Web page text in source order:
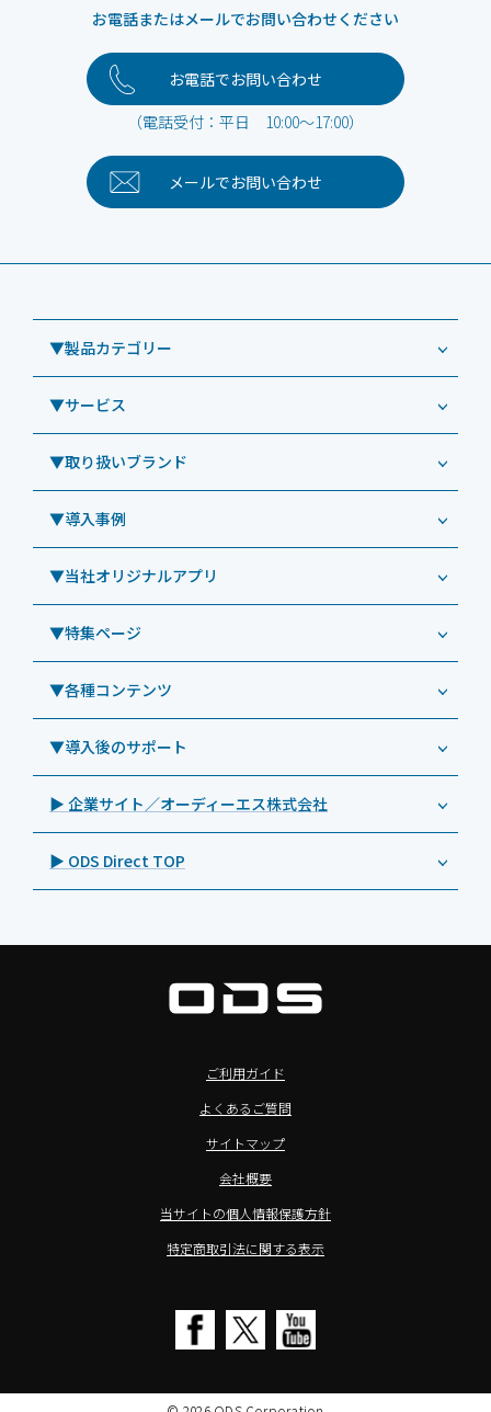
お電話またはメールでお問い合わせください
お電話でお問い合わせ
（電話受付：平日 10:00～17:00）
メールでお問い合わせ
▼製品カテゴリー
業務用タブレット
Windowsタブレット TW2A-NF9LTA
Windowsタブレット TW2A-N9LTA
Windowsタブレット TW2A-N9LT
Windowsタブレット TW2A-E9LT
Androidタブレット TA2C-NF8
Androidタブレット TA2C-NF8BL
Androidタブレット TA2C-CS8
Androidタブレット TA2C-CS8BL
Androidタブレット TA2C-DR94G
Androidタブレット TA2C-M8AC
Androidタブレット TA2C-M8
デジタルホワイトボード／電子黒板
▼サービス
コールセンター
CRMシステム「カイゼンコール」
リペアサービス
教育機関向けiPad修理パック
社内ヘルプデスク代行サービス
教育機関向けiPad管理運用パック
教育機関向けICT支援ソリューション
教育機関向けネットワーク機器導入保守
キッティング
自治体向けDXソリューションサービス
法人向けiPad修理＆デバイス買取サービス
▼取り扱いブランド
ODS（オーディーエス）
LG（エルジー）
ViewSonic（ビューソニック）
PHILIPS（フィリップス）
DynaScan（ダイナスキャン）
SAMSUNG（サムスン）
Goodview（グッドビュー）
Cloudpoint（クラウドポイント）
BenQ（ベンキュー）
Magconn（マグコン）
BIAMP ／ Apart Audio（バイアンプ）
SpeakerCraft（スピーカークラフト）
AURORA（オーロラ）
Honeywell（ハネウェル）
KOAMTAC（コームタック）
▼導入事例
導入事例（業務用タブレット、デジタルサイネージほか）
事例：業務用タブレット端末
事例：業務用サイネージ・プロジェクター
事例：業務用オーディオ・その他AV機器
事例：サービス
▼当社オリジナルアプリ
業務効率化アプリ「NFCオプティマイザー」
サポート支援アプリ「ログ送信アプリ」
MDMアプリ「Tablet Control」
▼特集ページ
業務用タブレット
>特長1：USB Type-Aポート
>特長2：microHDMIポート
>特長3：AC常時給電タイプ
>飲食向けタブレット
>ホテル向けタブレット
>NFCタブレット
>Windowsタブレット
オーディーエスが選ばれる理由
Windows IoT Enterprise LTSC
TA2C-DR9シリーズ_オリジナル機能
TA2C-CS8_カスタマイズメニュー
簡単カスタム設定ツール「EZTools」
電子ピアノ修理／代行店募集
▼各種コンテンツ
特集記事
製品カタログ
プレスリリース
製品写真
▼導入後のサポート
オーディーエスPCカスタマーセンター
▶ 企業サイト／オーディーエス株式会社
▶ ODS Direct TOP
ご利用ガイド
よくあるご質問
サイトマップ
会社概要
当サイトの個人情報保護方針
特定商取引法に関する表示